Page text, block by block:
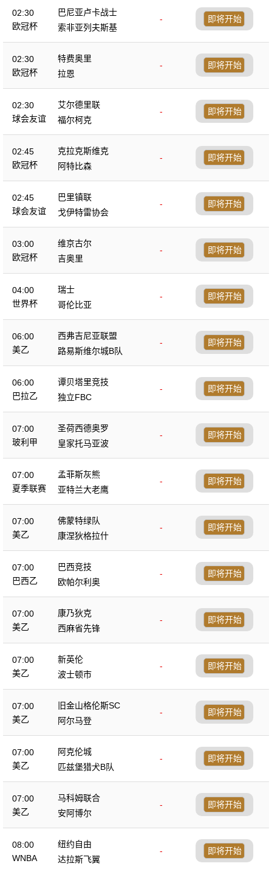
02:30
欧冠杯
巴尼亚卢卡战士
-
索非亚列夫斯基
即将开始
02:30
欧冠杯
特费奥里
-
拉恩
即将开始
02:30
球会友谊
艾尔德里联
-
福尔柯克
即将开始
02:45
欧冠杯
克拉克斯维克
-
阿特比森
即将开始
02:45
球会友谊
巴里镇联
-
戈伊特雷协会
即将开始
03:00
欧冠杯
维京古尔
-
吉奥里
即将开始
04:00
世界杯
瑞士
-
哥伦比亚
即将开始
06:00
美乙
西弗吉尼亚联盟
-
路易斯维尔城B队
即将开始
06:00
巴拉乙
谭贝塔里竞技
-
独立FBC
即将开始
07:00
玻利甲
圣荷西德奥罗
-
皇家托马亚波
即将开始
07:00
夏季联赛
孟菲斯灰熊
-
亚特兰大老鹰
即将开始
07:00
美乙
佛蒙特绿队
-
康涅狄格拉什
即将开始
07:00
巴西乙
巴西竞技
-
欧帕尔利奥
即将开始
07:00
美乙
康乃狄克
-
西麻省先锋
即将开始
07:00
美乙
新英伦
-
波士顿市
即将开始
07:00
美乙
旧金山格伦斯SC
-
阿尔马登
即将开始
07:00
美乙
阿克伦城
-
匹兹堡猎犬B队
即将开始
07:00
美乙
马科姆联合
-
安阿博尔
即将开始
08:00
WNBA
纽约自由
-
达拉斯飞翼
即将开始